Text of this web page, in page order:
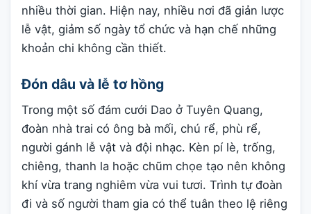
nhiều thời gian. Hiện nay, nhiều nơi đã giản lược
lễ vật, giảm số ngày tổ chức và hạn chế những
khoản chi không cần thiết.
Đón dâu và lễ tơ hồng
Trong một số đám cưới Dao ở Tuyên Quang,
đoàn nhà trai có ông bà mối, chú rể, phù rể,
người gánh lễ vật và đội nhạc. Kèn pí lè, trống,
chiêng, thanh la hoặc chũm chọe tạo nên không
khí vừa trang nghiêm vừa vui tươi. Trình tự đoàn
đi và số người tham gia có thể tuân theo lệ riêng